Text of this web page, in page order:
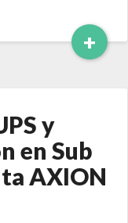
+Leer
Más
y
en Sub
AXION